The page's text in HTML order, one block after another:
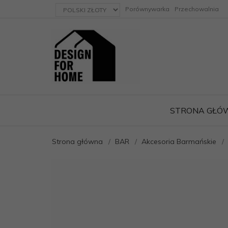
currency_h Porównywarka Przechowalnia
STRONA
Strona główna BAR Akcesoria Barmańskie